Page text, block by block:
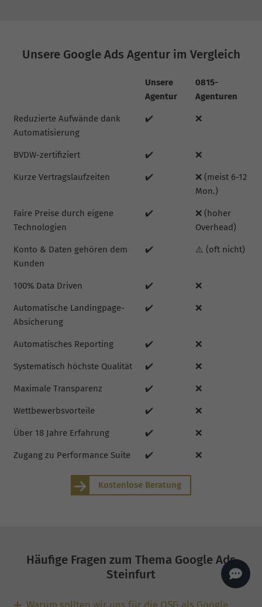
Unsere Google Ads Agentur im Vergleich
Unsere
Agentur
0815-
Agenturen
Reduzierte Aufwände dank
Automatisierung
✔️ ❌
BVDW-zertifiziert ✔️ ❌
Kurze Vertragslaufzeiten ✔️
❌ (meist 6-12
Mon.)
Faire Preise durch eigene
Technologien
✔️
❌ (hoher
Overhead)
Konto & Daten gehören dem
Kunden
✔️ ⚠️ (oft nicht)
100% Data Driven ✔️ ❌
Automatische Landingpage-
Absicherung
✔️ ❌
Automatisches Reporting ✔️ ❌
Systematisch höchste Qualität ✔️ ❌
Maximale Transparenz ✔️ ❌
Wettbewerbsvorteile ✔️ ❌
Über 18 Jahre Erfahrung ✔️ ❌
Zugang zu Performance Suite ✔️ ❌
Kostenlose Beratung
Häufige Fragen zum Thema Google Ads
Steinfurt
Profi-SEO startet bei uns
Backlinks, Beratung und